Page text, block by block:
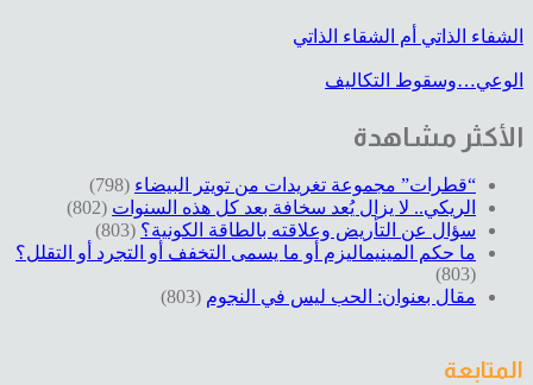
الشفاء الذاتي أم الشقاء الذاتي
الوعي…وسقوط التكاليف
الأكثر مشاهدة
“قطرات” مجموعة تغريدات من تويتر البيضاء (798)
الريكي.. لا يزال يُعد سخافة بعد كل هذه السنوات (802)
سؤال عن التأريض وعلاقته بالطاقة الكونية؟ (803)
ما حكم المينيماليزم أو ما يسمى التخفف أو التجرد أو التقلل؟
(803)
مقال بعنوان: الحب ليس في النجوم (803)
المتابعة